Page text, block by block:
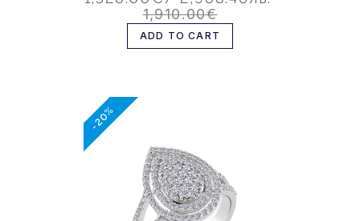
1,910.00€
ADD TO CART
-20%